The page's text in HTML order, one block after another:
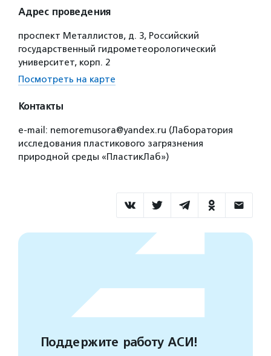
Адрес проведения
проспект Металлистов, д. 3, Российский
государственный гидрометеорологический
университет, корп. 2
Посмотреть на карте
Контакты
e-mail: nemoremusora@yandex.ru (Лаборатория
исследования пластикового загрязнения
природной среды «ПластикЛаб»)
Поддержите работу АСИ!